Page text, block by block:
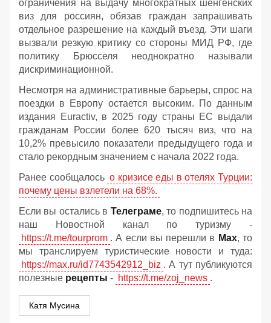
ограничения на выдачу многократных шенгенских
виз для россиян, обязав граждан запрашивать
отдельное разрешение на каждый въезд. Эти шаги
вызвали резкую критику со стороны МИД РФ, где
политику Брюсселя неоднократно называли
дискриминационной.
Несмотря на административные барьеры, спрос на
поездки в Европу остается высоким. По данным
издания Euractiv, в 2025 году страны ЕС выдали
гражданам России более 620 тысяч виз, что на
10,2% превысило показатели предыдущего года и
стало рекордным значением с начала 2022 года.
Ранее сообщалось о кризисе еды в отелях Турции:
почему цены взлетели на 68%.
Если вы остались в Телеграме, то подпишитесь на
наш Новостной канал по туризму -
https://t.me/tourprom . А если вы перешли в Мах, то
мы транслируем туристические новости и туда:
https://max.ru/id7743542912_biz . А тут публикуются
полезные рецепты - https://t.me/zoj_news .
Катя Мусина